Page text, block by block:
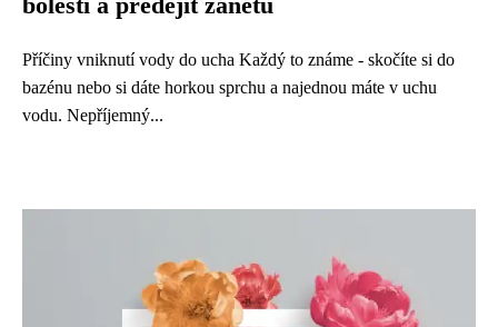
bolesti a předejít zánětu
Příčiny vniknutí vody do ucha Každý to známe - skočíte si do
bazénu nebo si dáte horkou sprchu a najednou máte v uchu
vodu. Nepříjemný...